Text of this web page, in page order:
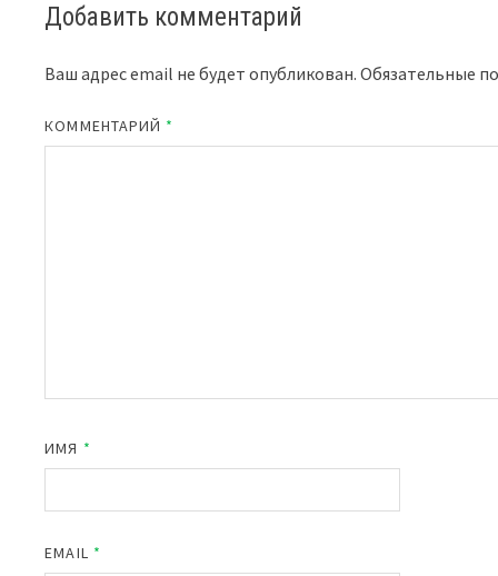
Добавить комментарий
Ваш адрес email не будет опубликован. Обязательные
КОММЕНТАРИЙ *
ИМЯ *
EMAIL *